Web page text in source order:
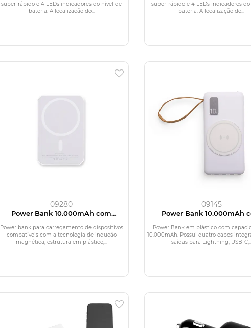
e ABS reciclado (10 000 mAh)
super-rápido e 4 LEDs indicadores do nível de
bateria. A localização do...
e ABS reciclado (5 000
super-rápido e 4 LEDs indicadores
bateria. A localização do...
09280
Power Bank 10.000mAh com
Power bank para carregamento de dispositivos
compatíveis com a tecnologia de indução
magnética, estrutura em plástico,...
09145
Power Bank 10.000mAh
Cabo
Power Bank em plástico com
10.000mAh. Possui quatro cabos
saídas para Lightning, USB-